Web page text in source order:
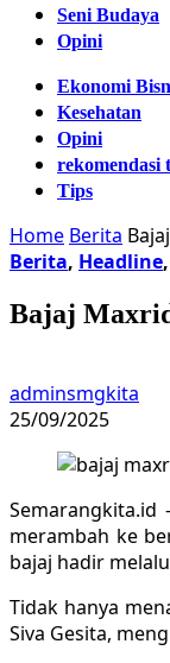
Seni Budaya
Opini
Ekonomi
Kesehatan
Opini
rekomendasi
Tips
Home Berita
Berita, Headline,
Bajaj
adminsmgkita
25/09/2025
merambah ke
bajaj hadir
Tidak hanya
Siva Gesita,